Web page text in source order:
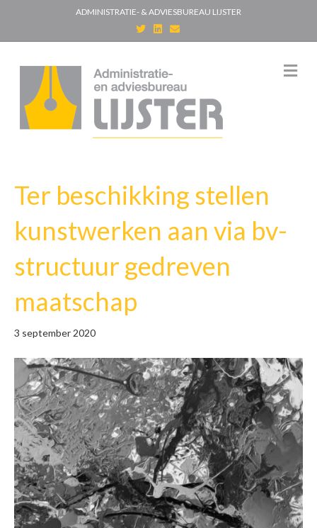
ADMINISTRATIE- & ADVIESBUREAU LIJSTER
T
w
i
e
r
n
d
i
n
E
m
a
M
e
Ter beschikking stellen
kunstwerken aan via bv-
structuur gedreven
maatschap
3 september 2020